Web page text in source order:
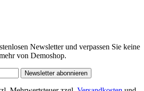
Newsletter und verpassen Sie keine
von Demoshop.
Newsletter abonnieren